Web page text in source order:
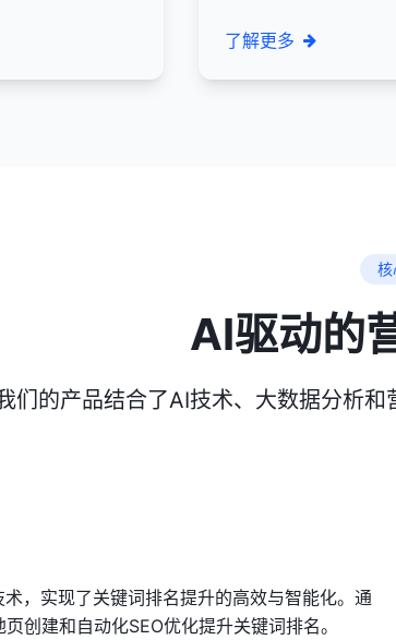
了解更多
核
AI驱动的
们的产品结合了AI技术、大数据分析
，实现了关键词排名提升的高效与智能化。通
创建和自动化SEO优化提升关键词排名。